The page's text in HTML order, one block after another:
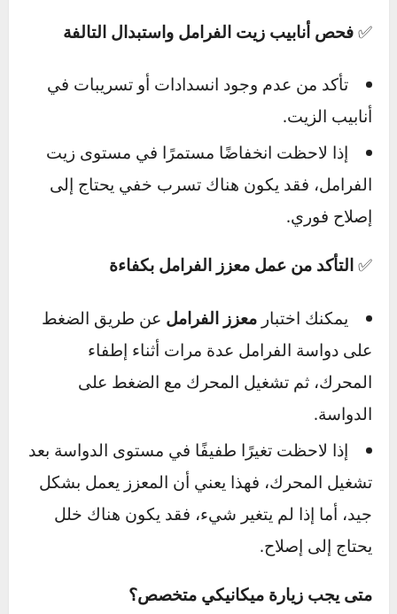
إذا كان السبب هو وجود هواء في النظام، فيجب
إجراء عملية نزف للفرامل لإزالة الفقاعات وضمان
تدفق زيت الفرامل بسلاسة.
يمكن القيام بذلك يدويًا أو باستخدام معدات
تفريغ الهواء المتخصصة في مراكز الصيانة.
✅فحص أنابيب زيت الفرامل واستبدال التالفة
أنابيب الزيت.
إذا لاحظت انخفاضًا مستمرًا في مستوى زيت
الفرامل، فقد يكون هناك تسرب خفي يحتاج إلى
إصلاح فوري.
✅التأكد من عمل معزز الفرامل بكفاءة
يمكنك اختبار
المحرك، ثم تشغيل المحرك مع الضغط على